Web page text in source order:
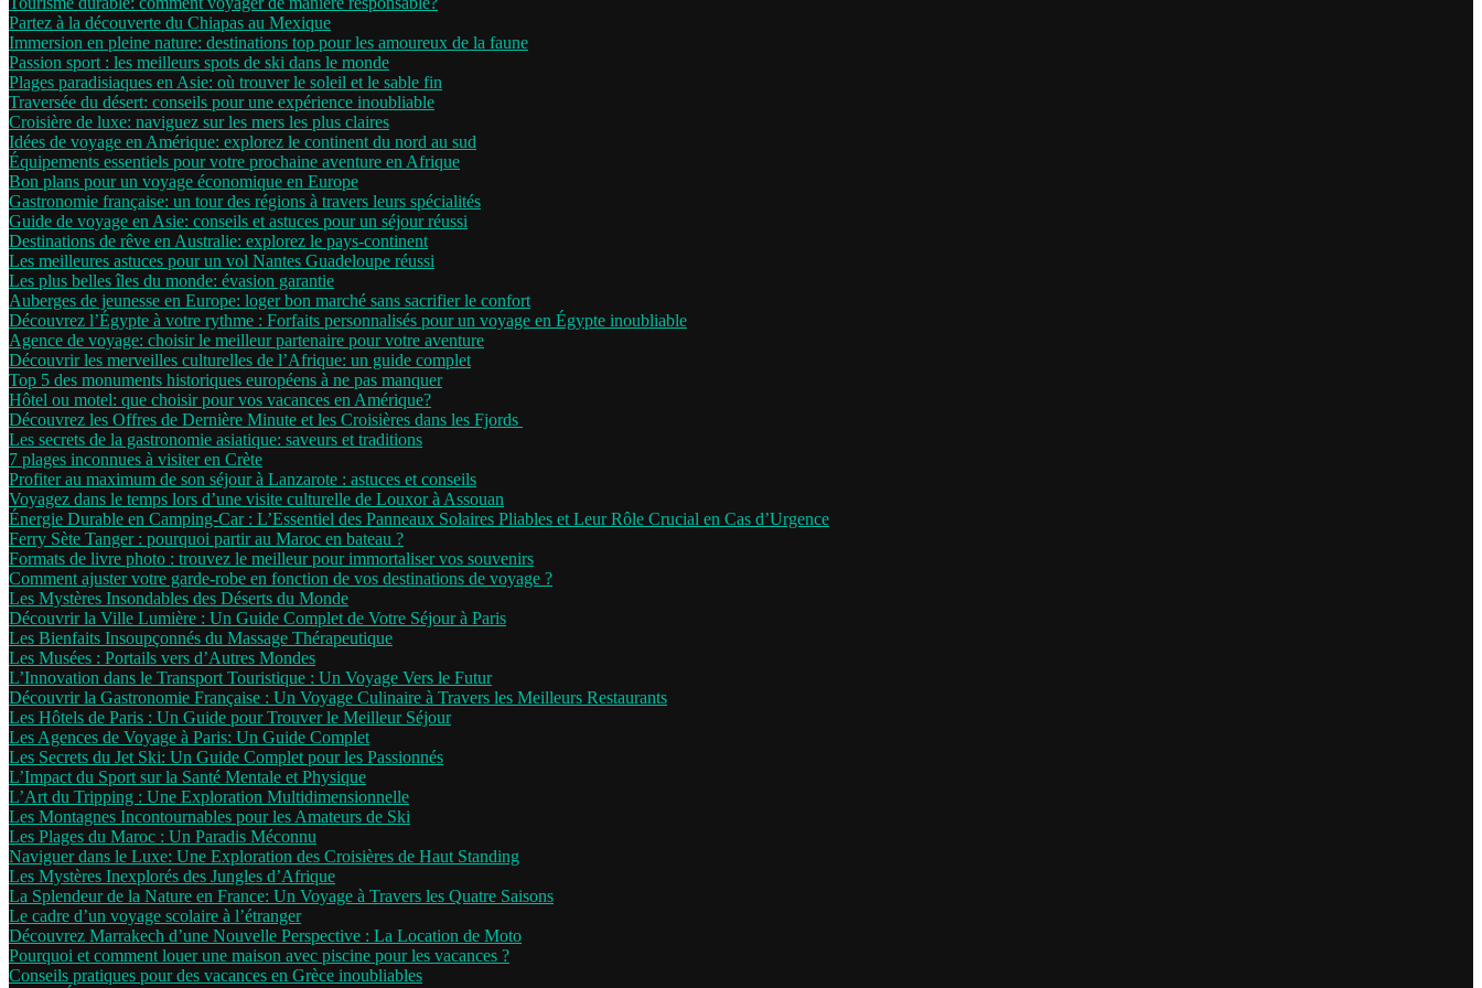
Partez à la découverte du Chiapas au Mexique
Immersion en pleine nature: destinations top pour les amoureux de la faune
Passion sport : les meilleurs spots de ski dans le monde
Plages paradisiaques en Asie: où trouver le soleil et le sable fin
Traversée du désert: conseils pour une expérience inoubliable
Croisière de luxe: naviguez sur les mers les plus claires
Idées de voyage en Amérique: explorez le continent du nord au sud
Équipements essentiels pour votre prochaine aventure en Afrique
Bon plans pour un voyage économique en Europe
Gastronomie française: un tour des régions à travers leurs spécialités
Guide de voyage en Asie: conseils et astuces pour un séjour réussi
Destinations de rêve en Australie: explorez le pays-continent
Les meilleures astuces pour un vol Nantes Guadeloupe réussi
Les plus belles îles du monde: évasion garantie
Auberges de jeunesse en Europe: loger bon marché sans sacrifier le confort
Découvrez l’Égypte à votre rythme : Forfaits personnalisés pour un voyage en Égypte inoubliable
Agence de voyage: choisir le meilleur partenaire pour votre aventure
Découvrir les merveilles culturelles de l’Afrique: un guide complet
Top 5 des monuments historiques européens à ne pas manquer
Hôtel ou motel: que choisir pour vos vacances en Amérique?
Découvrez les Offres de Dernière Minute et les Croisières dans les Fjords
Les secrets de la gastronomie asiatique: saveurs et traditions
7 plages inconnues à visiter en Crète
Profiter au maximum de son séjour à Lanzarote : astuces et conseils
Voyagez dans le temps lors d’une visite culturelle de Louxor à Assouan
Énergie Durable en Camping-Car : L’Essentiel des Panneaux Solaires Pliables et Leur Rôle Crucial en Cas d’Urgence
Ferry Sète Tanger : pourquoi partir au Maroc en bateau ?
Formats de livre photo : trouvez le meilleur pour immortaliser vos souvenirs
Comment ajuster votre garde-robe en fonction de vos destinations de voyage ?
Les Mystères Insondables des Déserts du Monde
Découvrir la Ville Lumière : Un Guide Complet de Votre Séjour à Paris
Les Bienfaits Insoupçonnés du Massage Thérapeutique
Les Musées : Portails vers d’Autres Mondes
L’Innovation dans le Transport Touristique : Un Voyage Vers le Futur
Découvrir la Gastronomie Française : Un Voyage Culinaire à Travers les Meilleurs Restaurants
Les Hôtels de Paris : Un Guide pour Trouver le Meilleur Séjour
Les Agences de Voyage à Paris: Un Guide Complet
Les Secrets du Jet Ski: Un Guide Complet pour les Passionnés
L’Impact du Sport sur la Santé Mentale et Physique
L’Art du Tripping : Une Exploration Multidimensionnelle
Les Montagnes Incontournables pour les Amateurs de Ski
Les Plages du Maroc : Un Paradis Méconnu
Naviguer dans le Luxe: Une Exploration des Croisières de Haut Standing
Les Mystères Inexplorés des Jungles d’Afrique
La Splendeur de la Nature en France: Un Voyage à Travers les Quatre Saisons
Le cadre d’un voyage scolaire à l’étranger
Découvrez Marrakech d’une Nouvelle Perspective : La Location de Moto
Pourquoi et comment louer une maison avec piscine pour les vacances ?
Conseils pratiques pour des vacances en Grèce inoubliables